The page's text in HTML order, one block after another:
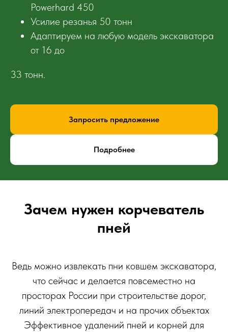
Powerhard 450
Усилие резанья 50 тонн
Адаптируем на любую модель экскаватора
от 16 до
33 тонн.
Запросить предложение
Подробнее
Зачем нужен корчеватель
пней
Ведь можно извлекать пни ковшем экскаватора,
что сейчас и делается повсеместно на
просторах России при строительстве дорог,
линий электропередач и на прочих объектах
Эффективное удалений пней и корней для